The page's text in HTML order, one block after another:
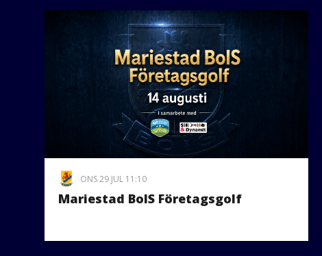
ONS 29 JUL 11:10
Mariestad BoIS Företagsgolf